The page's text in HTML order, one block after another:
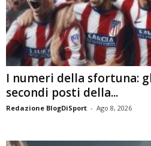
I numeri della sfortuna:
secondi posti della...
Redazione BlogDiSport - Ago 8, 2026